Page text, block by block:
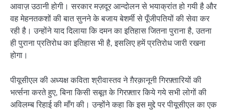
आवाज़ उठानी होगी। सरकार मज़दूर आन्दोलन से भयाक्रांत हो गयी है और
वह मेहनतकशों की बात सुनने के बजाय बेशर्मी से पूँजीपतियों की सेवा कर
रही है। उन्होंने याद दिलाया कि दमन का इतिहास जितना पुराना है, उतना
ही पुराना प्रतिरोध का इतिहास भी है, इसलिए हमें प्रतिरोध जारी रखना
होगा।
पीयूसीएल की अध्यक्ष कविता श्रीवास्तव ने ग़ैरक़ानूनी गिरफ़्तारियों की
भर्त्सना करते हुए, बिना किसी सबूत के गिरफ़्तार किये गये सभी लोगों की
अविलम्ब रिहाई की माँग की। उन्होंने कहा कि इस मुद्दे पर पीयूसीएल का एक